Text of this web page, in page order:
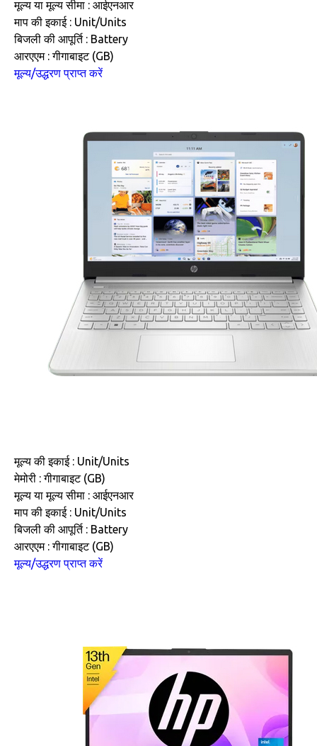
मूल्य या मूल्य सीमा : आईएनआर
माप की इकाई : Unit/Units
बिजली की आपूर्ति : Battery
आरएएम : गीगाबाइट (GB)
मूल्य/उद्धरण प्राप्त करें
मूल्य की इकाई : Unit/Units
मेमोरी : गीगाबाइट (GB)
मूल्य या मूल्य सीमा : आईएनआर
माप की इकाई : Unit/Units
बिजली की आपूर्ति : Battery
आरएएम : गीगाबाइट (GB)
मूल्य/उद्धरण प्राप्त करें